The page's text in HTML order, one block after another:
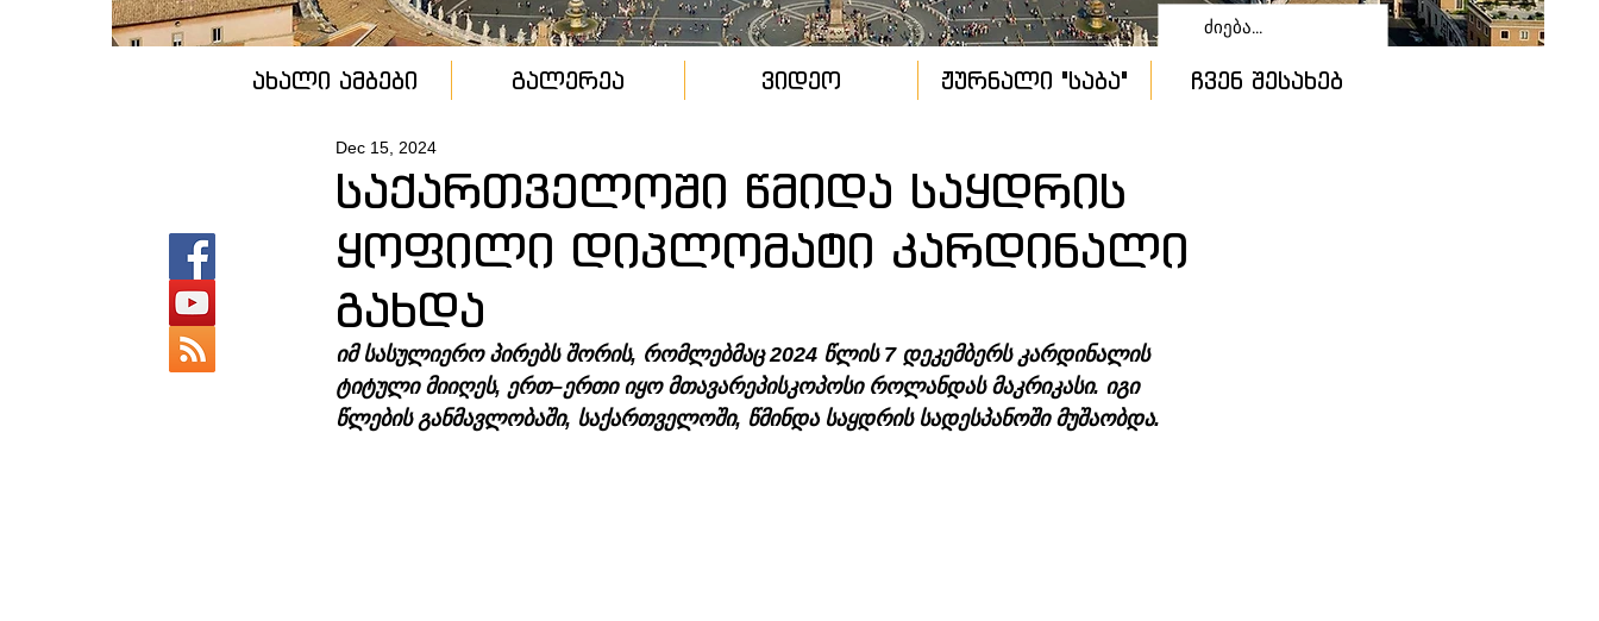
ახალი ამბები გალერეა ვიდეო ჟურნალი "საბა" ჩვენ შესახებ
საქართველოში წმიდა საყდრის
ყოფილი დიპლომატი კარდინალი
გახდა
Dec 15, 2024
იმ სასულიერო პირებს შორის, რომლებმაც 2024 წლის 7 დეკემბერს კარდინალის
ტიტული მიიღეს, ერთ–ერთი იყო მთავარეპისკოპოსი როლანდას მაკრიკასი. იგი
წლების განმავლობაში, საქართველოში, წმინდა საყდრის სადესპანოში მუშაობდა.